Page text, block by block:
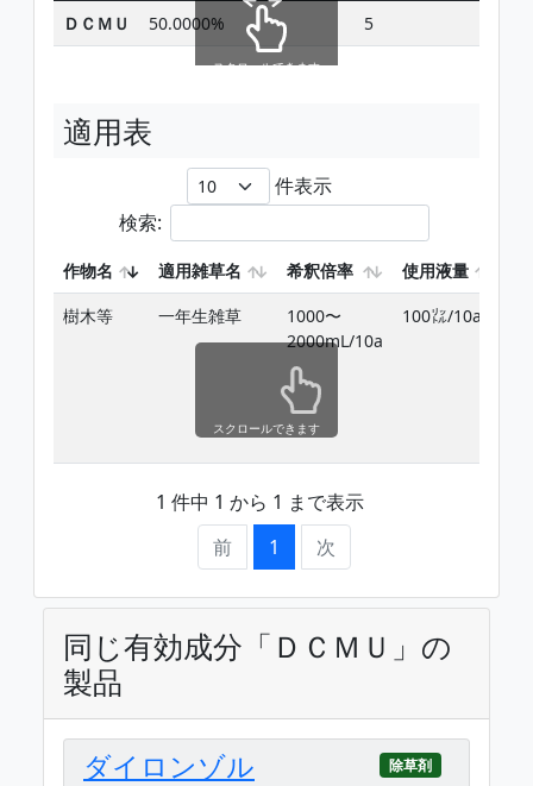
ＤＣＭＵ 50.0000% 5
スクロールできます
適用表
件表示
検索:
作物名 適用雑草名 希釈倍率 使用液量
樹木等
一年生雑草
1000〜
2000mL/10a
100㍑/10a
1 件中 1 から 1 まで表示
前
1 次
スクロールできます
同じ有効成分「ＤＣＭＵ」の
製品
ダイロンゾル 除草剤